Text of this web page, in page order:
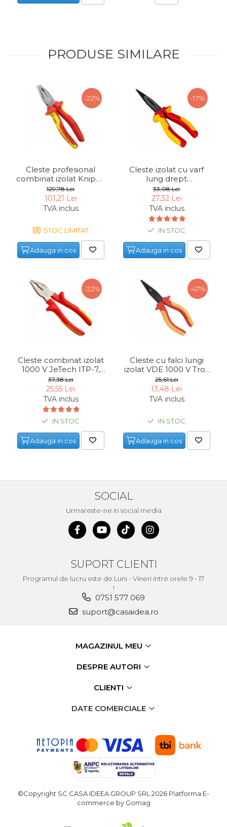
PRODUSE SIMILARE
-22%
Cleste profesional
combinat izolat Knipex
03 06 180, 180 mm
129,78 Lei
101,21 Lei
TVA inclus
STOC LIMITAT
Adauga in cos
-32%
Cleste combinat izolat
1000 V JeTech ITP-7,
180 mm
37,38 Lei
25,55 Lei
TVA inclus
IN STOC
Adauga in cos
-17%
Cleste izolat cu varf
lung drept
Mannesmann 10604,
200 mm
33,08 Lei
27,32 Lei
TVA inclus
IN STOC
Adauga in cos
-47%
Cleste cu falci lungi
izolat VDE 1000 V Troy
21816, 160 mm
25,61 Lei
13,48 Lei
TVA inclus
IN STOC
Adauga in cos
SOCIAL
Urmareste-ne in social media
SUPORT CLIENTI
Programul de lucru este de Luni - Vineri intre orele 9 - 17
!
0751 577 069
suport@casaidea.ro
MAGAZINUL MEU
DESPRE AUTORI
CLIENTI
DATE COMERCIALE
©Copyright SC CASA IDEEA GROUP SRL 2026 Platforma E-
commerce by Gomag